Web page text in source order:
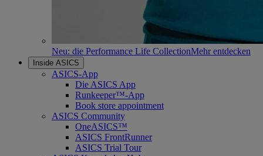
Neu: die Performance Life CollectionMehr entdecken
Inside ASICS
ASICS-App
Die ASICS App
Runkeeper™-App
Book store appointment
ASICS Community
OneASICS™
ASICS FrontRunner
ASICS Trial Tour